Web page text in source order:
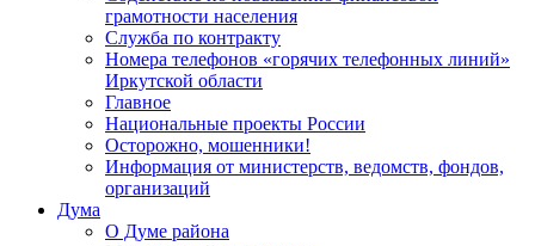
грамотности населения
Служба по контракту
Номера телефонов «горячих телефонных линий»
Иркутской области
Главное
Национальные проекты России
Осторожно, мошенники!
Информация от министерств, ведомств, фондов,
организаций
Дума
О Думе района